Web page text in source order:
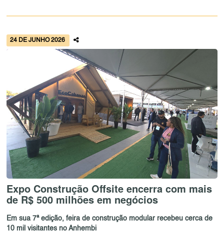
24 DE JUNHO 2026
Expo Construção Offsite encerra com mais
de R$ 500 milhões em negócios
Em sua 7ª edição, feira de construção modular recebeu cerca de
10 mil visitantes no Anhembi